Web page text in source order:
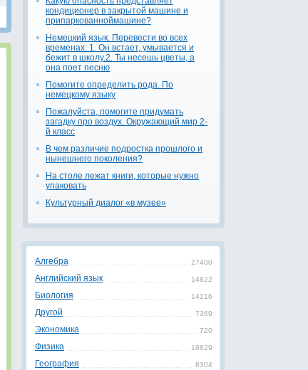
кондиционер в закрытой машине и
припаркованноймашине?
Немецкий язык. Перевести во всех
временах: 1. Он встает, умывается и
бежит в школу.2. Ты несешь цветы, а
она поет песню
Помогите определить рода. По
немецкому языку
Пожалуйста, помогите придумать
загадку про воздух. Окружающий мир 2-
й класс
В чем различие подростка прошлого и
нынешнего поколения?
На столе лежат книги, которые нужно
упаковать
Культурный диалог «в музее»
27400
Алгебра
14822
Английский язык
14216
Биология
7369
Другой
720
Экономика
18829
Физика
8304
География